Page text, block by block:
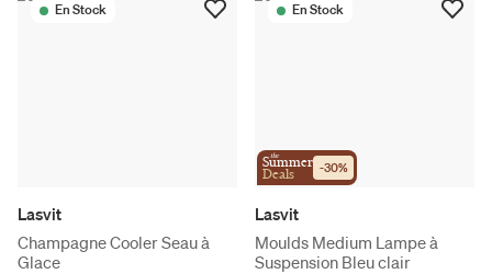
En Stock
Lasvit
Champagne Cooler Seau à
Glace
En Stock
the
Summer
Deals -30%
Lasvit
Moulds Medium Lampe à
Suspension Bleu clair